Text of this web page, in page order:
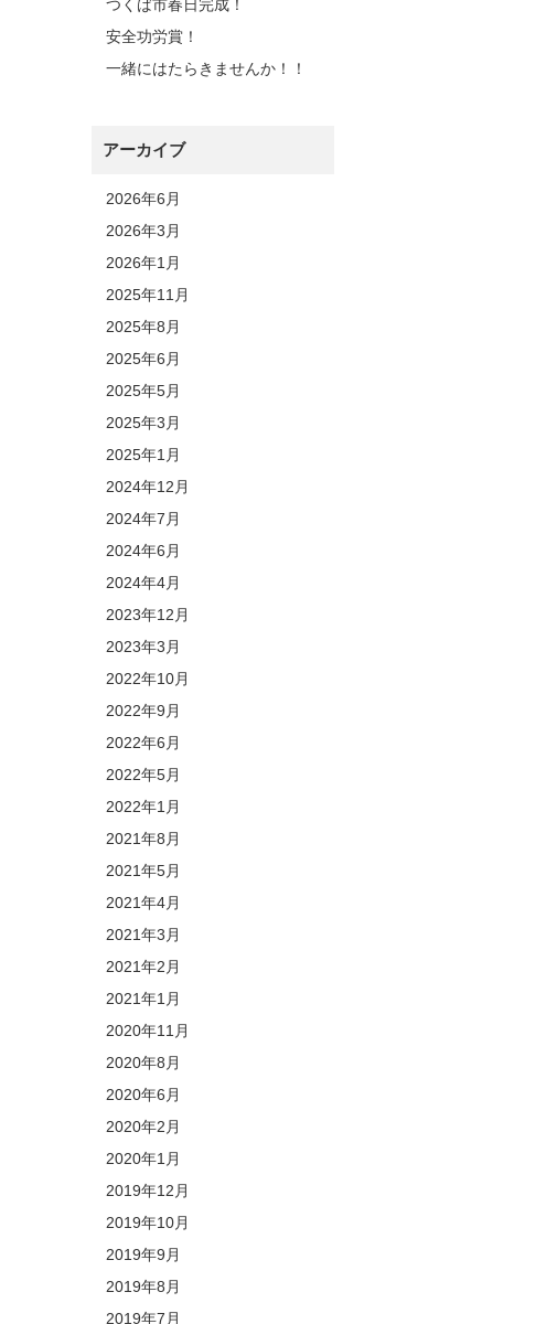
つくば市春日完成！
安全功労賞！
一緒にはたらきませんか！！
アーカイブ
2026年6月
2026年3月
2026年1月
2025年11月
2025年8月
2025年6月
2025年5月
2025年3月
2025年1月
2024年12月
2024年7月
2024年6月
2024年4月
2023年12月
2023年3月
2022年10月
2022年9月
2022年6月
2022年5月
2022年1月
2021年8月
2021年5月
2021年4月
2021年3月
2021年2月
2021年1月
2020年11月
2020年8月
2020年6月
2020年2月
2020年1月
2019年12月
2019年10月
2019年9月
2019年8月
2019年7月